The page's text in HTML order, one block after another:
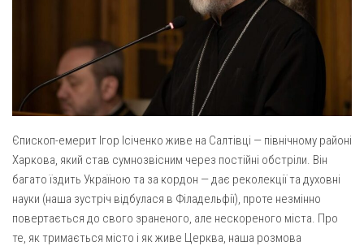
Успіння Пресвятої Богородиці (м. Лубни)
Парохії Сумської області
Введення в храм Богородиці (м. Суми)
Матері Божої Неустанної Помочі (м. Охтирка)
Монастирі
Свято-Покровський монастир оо Василіян
Свято-Івано-Павлівський монастир сестер Згромадження
Св. Йосифа ОПДМ
Монастир сестер милосердя Св. Вінкентія. Дім Милосердя
Єпископ-емерит Ігор Ісіченко живе на Салтівці — північному районі
Харкова, який став сумнозвісним через постійні обстріли. Він
багато їздить Україною та за кордон — дає реколекції та духовні
науки (наша зустріч відбулася в Філадельфії), проте незмінно
повертається до свого зраненого, але нескореного міста. Про
те, як тримається місто і як живе Церква, наша розмова